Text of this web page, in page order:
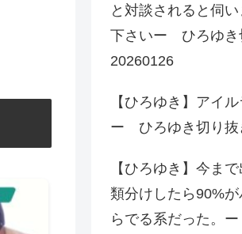
と対談されると伺
下さいー ひろゆ
20260126
【ひろゆき】アイ
ー ひろゆき切り
【ひろゆき】今ま
類分けしたら90%
らでる系だった。